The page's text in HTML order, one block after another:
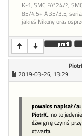
K-1, SMC FA*24/2,
85/4.5+ A 35/3.5, seria
jakieś Nikony oraz
2019-03-26, 13:29
powalos napisał/a:
PiotrK., no to
dźwignię czymś
otwarta.